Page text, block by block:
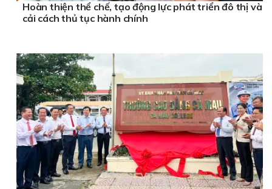
Hoàn thiện thể chế, tạo động lực phát triển đô thị và
cải cách thủ tục hành chính